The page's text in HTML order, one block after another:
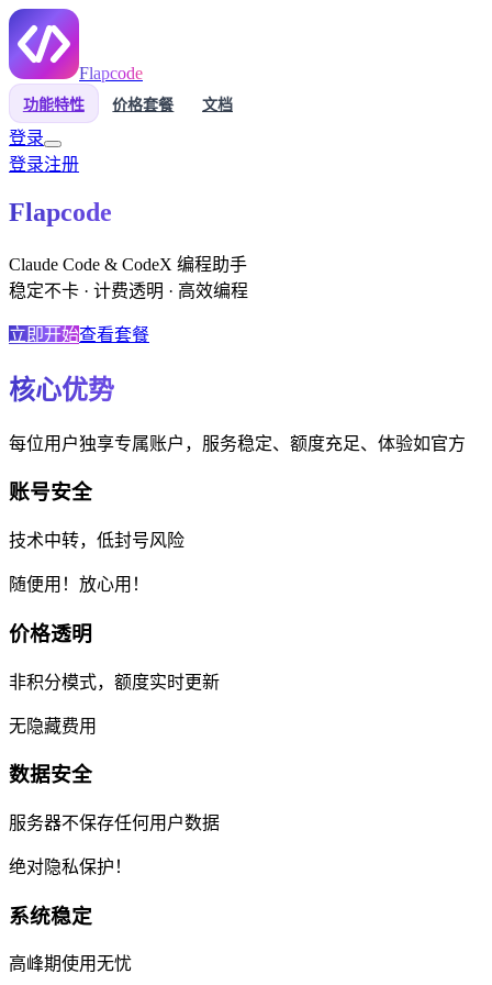
Flapcode
功能特性 价格套餐 文档
登录
登录注册
Flapcode
Claude Code & CodeX 编程助手
稳定不卡 · 计费透明 · 高效编程
立即开始查看套餐
核心优势
每位用户独享专属账户，服务稳定、额度充足、体验如官方
账号安全
技术中转，低封号风险
随便用！放心用！
价格透明
非积分模式，额度实时更新
无隐藏费用
数据安全
服务器不保存任何用户数据
绝对隐私保护！
系统稳定
高峰期使用无忧